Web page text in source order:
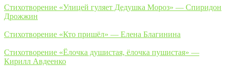
Стихотворение «Улицей гуляет Дедушка Мороз» — Спиридон
Дрожжин
Стихотворение «Кто пришёл» — Елена Благинина
Стихотворение «Ёлочка душистая, ёлочка пушистая» —
Кирилл Авдеенко